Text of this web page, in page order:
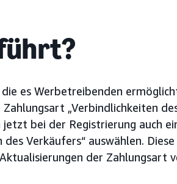
es Werbetreibenden
„Verbindlichkeiten
bei der Registrierung auch
Verkäufers“ auswählen.
der Zahlungsart